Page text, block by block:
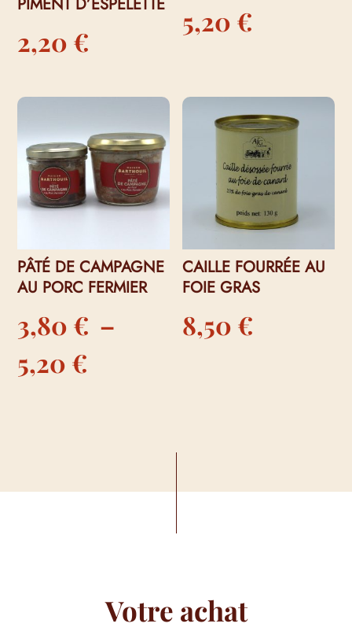
2,20 €
5,20 €
PÂTÉ DE CAMPAGNE
AU PORC FERMIER
3,80 € –
5,20 €
CAILLE FOURRÉE AU
FOIE GRAS
8,50 €
Votre achat